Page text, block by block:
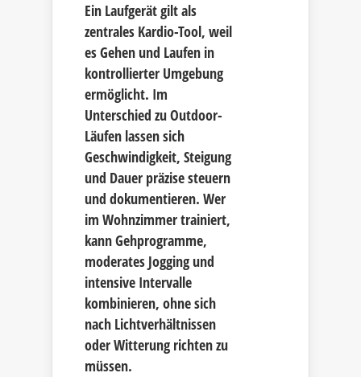
Ein Laufgerät gilt als
zentrales Kardio-Tool, weil
es Gehen und Laufen in
kontrollierter Umgebung
ermöglicht. Im
Unterschied zu Outdoor-
Läufen lassen sich
Geschwindigkeit, Steigung
und Dauer präzise steuern
und dokumentieren. Wer
im Wohnzimmer trainiert,
kann Gehprogramme,
moderates Jogging und
intensive Intervalle
kombinieren, ohne sich
nach Lichtverhältnissen
oder Witterung richten zu
müssen.